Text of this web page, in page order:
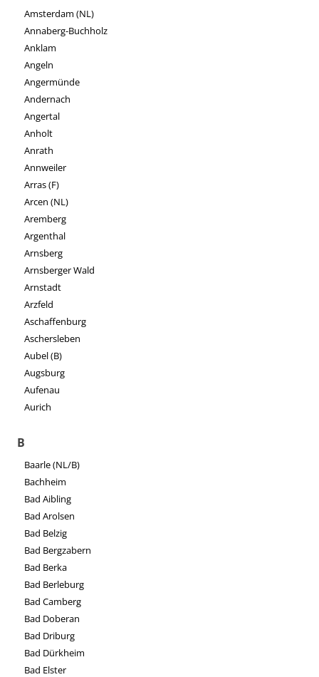
Amsterdam (NL)
Annaberg-Buchholz
Anklam
Angeln
Angermünde
Andernach
Angertal
Anholt
Anrath
Annweiler
Arras (F)
Arcen (NL)
Aremberg
Argenthal
Arnsberg
Arnsberger Wald
Arnstadt
Arzfeld
Aschaffenburg
Aschersleben
Aubel (B)
Augsburg
Aufenau
Aurich
B
Baarle (NL/B)
Bachheim
Bad Aibling
Bad Arolsen
Bad Belzig
Bad Bergzabern
Bad Berka
Bad Berleburg
Bad Camberg
Bad Doberan
Bad Driburg
Bad Dürkheim
Bad Elster